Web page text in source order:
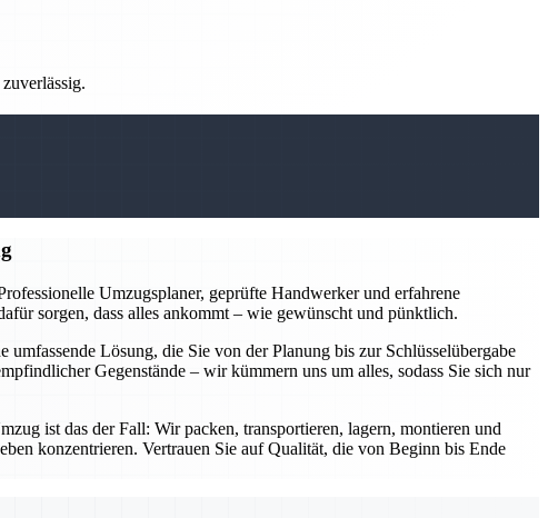
Umzugsplaner, geprüfte Handwerker und erfahrene
sorgen, dass alles ankommt – wie gewünscht und pünktlich.
Lösung, die Sie von der Planung bis zur Schlüsselübergabe
Gegenstände – wir kümmern uns um alles, sodass Sie sich nur
ist das der Fall: Wir packen, transportieren, lagern, montieren und
konzentrieren. Vertrauen Sie auf Qualität, die von Beginn bis Ende